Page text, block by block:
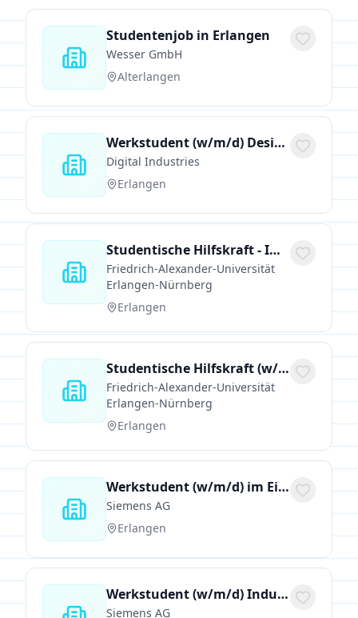
Studentenjob in Erlangen
Wesser GmbH
Alterlangen
Werkstudent (w/m/d) Design-driven Innovation & Visual Storytelling (Creativity Lab)
Digital Industries
Erlangen
Studentische Hilfskraft - Implementierungen Programmiersprachen / Entwicklung Webanwendungen IT (w/m/d)
Friedrich-Alexander-Universität
Erlangen-Nürnberg
Erlangen
Studentische Hilfskraft (w/m/d) für das Projekt FAUstairs an der Professur für Didaktik der Informatik
Friedrich-Alexander-Universität
Erlangen-Nürnberg
Erlangen
Werkstudent (w/m/d) im Einkauf zur Unterstützung im Bereich Kabel und Leitungen
Siemens AG
Erlangen
Werkstudent (w/m/d) Industrial Engineering mit Fokus auf KI- und Digitalisierungsansätze in Zeitwirtschaft und Ergonomie – Gerätewerk Erlangen – Optional: Abschlussarbeit
Siemens AG